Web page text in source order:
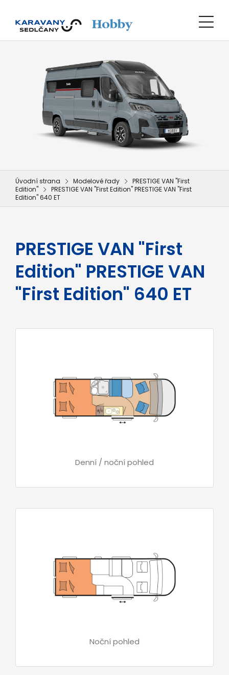
Úvodní strana Modelové řady
PRESTIGE VAN "First
Edition"
PRESTIGE VAN "First Edition" PRESTIGE VAN "First
Edition" 640 ET
PRESTIGE VAN "First
Edition" PRESTIGE VAN
"First Edition" 640 ET
Denní / noční pohled
Noční pohled